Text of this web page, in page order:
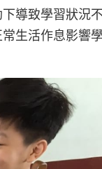
導致學習狀況不
生活作息影響